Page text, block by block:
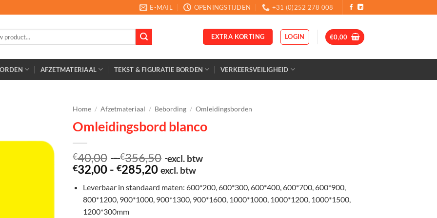
E-MAIL OPENINGSTIJDEN +31 (0)252 278 008
EXTRA KORTING LOGIN €0,00
AFZETMATERIAAL TEKST & FIGURATIE BORDEN VERKEERSVEILIGHEID
Home / Afzetmateriaal / Bebording / Omleidingsborden
Omleidingsbord blanco
€40,00 - €356,50 Prijsklasse:
€40,00
€356,50
excl. btw
€32,00 - €285,20Prijsklasse:
tot
€285,20
excl. btw
Leverbaar in standaard maten: 600*200, 600*300, 600*400, 600*700, 600*900,
800*1200, 900*1000, 900*1300, 900*1600, 1000*1000, 1000*1200, 1000*1500,
1200*300mm